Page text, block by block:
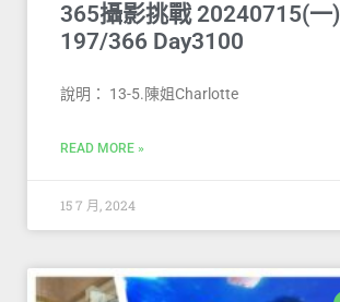
365攝影挑戰 20240715(一)
197/366 Day3100
說明： 13-5.陳姐Charlotte
READ MORE »
15 7 月, 2024